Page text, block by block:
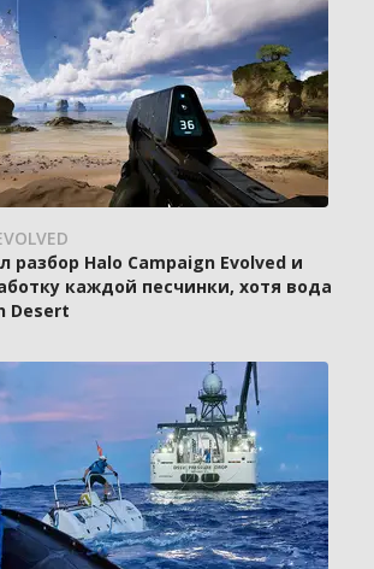
разбор Halo Campaign Evolved и
каждой песчинки, хотя вода
Desert